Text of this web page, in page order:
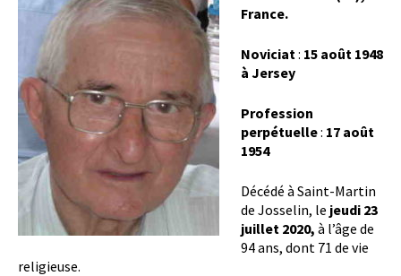
France.
Noviciat: 15 août 1948
à Jersey
Profession
perpétuelle: 17 août
1954
Décédé à Saint-Martin
de Josselin, le jeudi 23
juillet 2020, à l’âge de
94 ans, dont 71 de vie
religieuse.